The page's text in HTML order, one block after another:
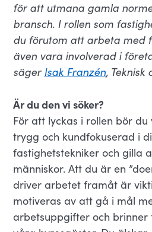
för att utmana gamla
bransch. I rollen som
du förutom att arbeta med
även vara involverad i
säger Isak Franzén, Teknisk
Är du den vi söker?
För att lyckas i rollen bör
trygg och kundfokuserad i
fastighetstekniker och gilla
människor. Att du är en
driver arbetet framåt är
motiveras av att gå i mål
arbetsuppgifter och brinner